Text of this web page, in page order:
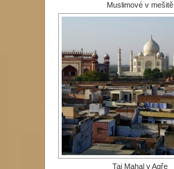
Muslimové v mešitě
Taj Mahal v Agře